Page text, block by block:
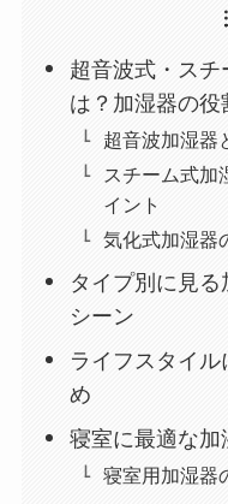
超音波式・スチ
は？加湿器の役
超音波加湿器
スチーム式加
イント
気化式加湿器
タイプ別に見
シーン
ライフスタイル
め
寝室に最適な加
寝室用加湿器